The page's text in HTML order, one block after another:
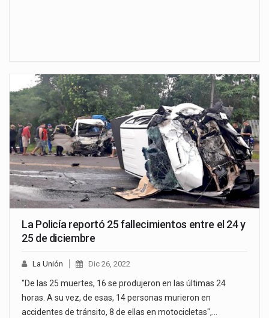
La Policía reportó 25 fallecimientos entre el 24 y
25 de diciembre
La Unión Dic 26, 2022
"De las 25 muertes, 16 se produjeron en las últimas 24
horas. A su vez, de esas, 14 personas murieron en
accidentes de tránsito, 8 de ellas en motocicletas",…